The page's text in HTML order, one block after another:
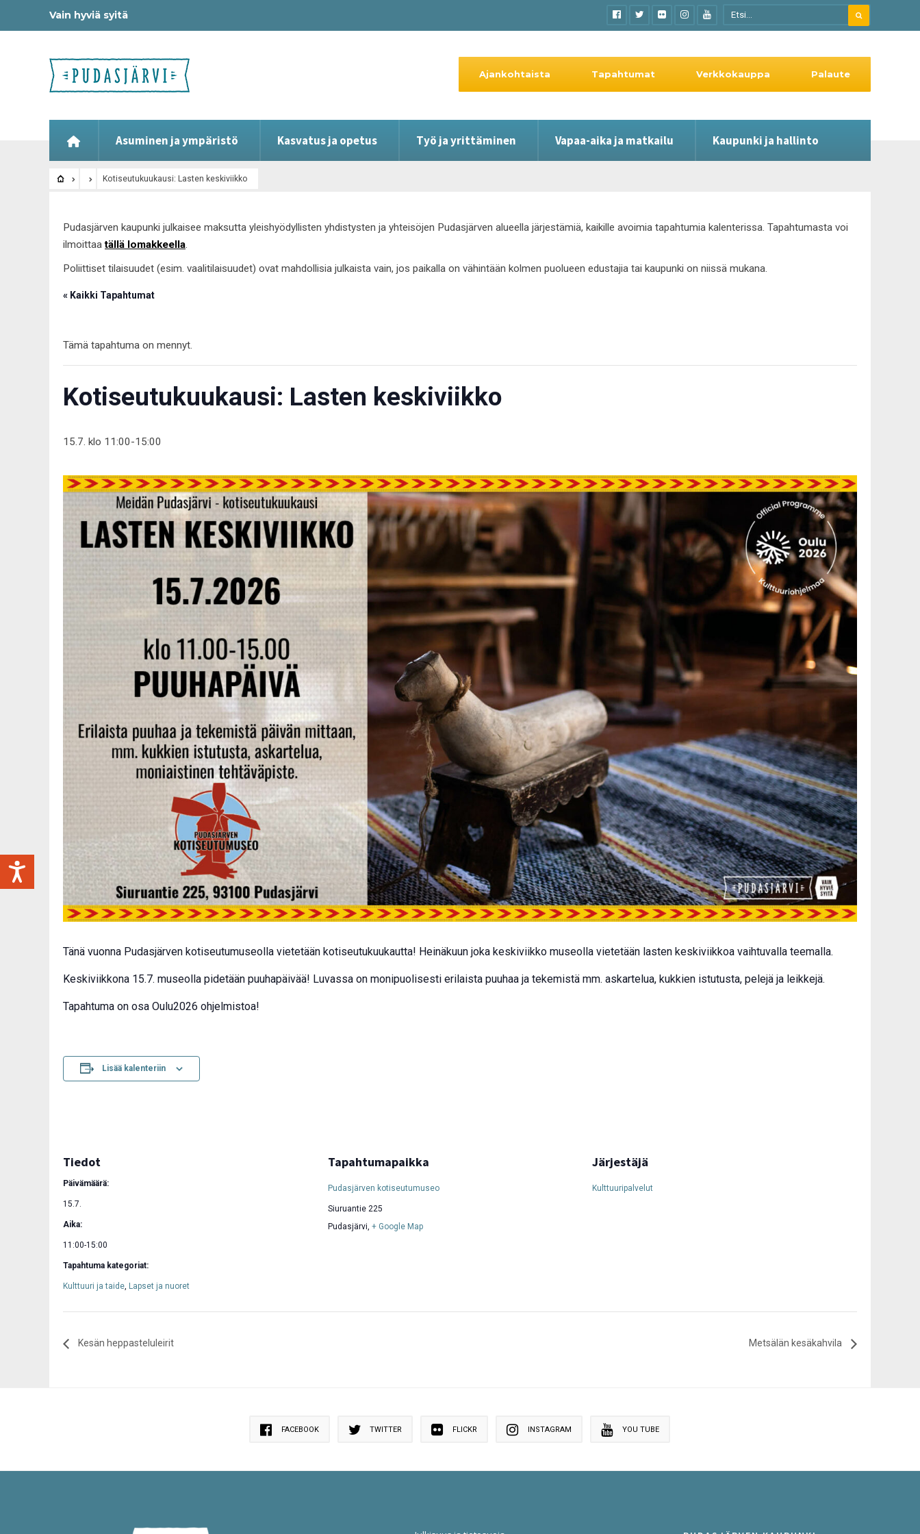
Vain hyviä syitä
Asuminen ja ympäristö Kasvatus ja opetus Työ ja yrittäminen Vapaa-aika ja matkailu Kaupunki ja hallinto
Ajankohtaista Tapahtumat Verkkokauppa Palaute
Kotiseutukuukausi: Lasten keskiviikko
Pudasjärven kaupunki julkaisee maksutta yleishyödyllisten yhdistysten ja yhteisöjen Pudasjärven alueella järjestämiä, kaikille avoimia tapahtumia kalenterissa. Tapahtumasta voi
ilmoittaatällä lomakkeella.
Poliittiset tilaisuudet (esim. vaalitilaisuudet) ovat mahdollisia julkaista vain, jos paikalla on vähintään kolmen puolueen edustajia tai kaupunki on niissä mukana.
« Kaikki Tapahtumat
Tämä tapahtuma on mennyt.
Kotiseutukuukausi: Lasten keskiviikko
15.7. klo 11:00-15:00
Tänä vuonna Pudasjärven kotiseutumuseolla vietetään kotiseutukuukautta! Heinäkuun joka keskiviikko museolla vietetään lasten keskiviikkoa vaihtuvalla teemalla.
Keskiviikkona 15.7. museolla pidetään puuhapäivää! Luvassa on monipuolisesti erilaista puuhaa ja tekemistä mm. askartelua, kukkien istutusta, pelejä ja leikkejä.
Tapahtuma on osa Oulu2026 ohjelmistoa!
Lisää kalenteriin
Tiedot
Päivämäärä:
15.7.
Aika:
11:00-15:00
Tapahtuma kategoriat:
Kulttuuri ja taide, Lapset ja nuoret
Tapahtumapaikka
Pudasjärven kotiseutumuseo
Siuruantie 225
Pudasjärvi, + Google Map
Järjestäjä
Kulttuuripalvelut
Kesän heppasteluleirit Metsälän kesäkahvila
FACEBOOK TWITTER FLICKR INSTAGRAM YOU TUBE